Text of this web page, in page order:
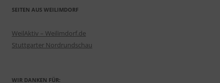
SEITEN AUS WEILIMDORF
WeilAktiv – Weilimdorf.de
Stuttgarter Nordrundschau
WIR DANKEN FÜR: